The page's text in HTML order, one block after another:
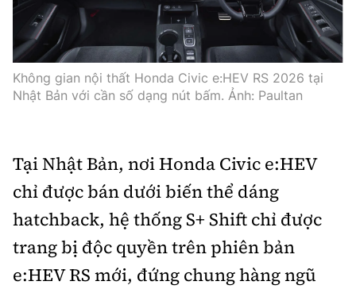
Không gian nội thất Honda Civic e:HEV RS 2026 tại
Nhật Bản với cần số dạng nút bấm. Ảnh: Paultan
Tại Nhật Bản, nơi Honda Civic e:HEV
chỉ được bán dưới biến thể dáng
hatchback, hệ thống S+ Shift chỉ được
trang bị độc quyền trên phiên bản
e:HEV RS mới, đứng chung hàng ngũ